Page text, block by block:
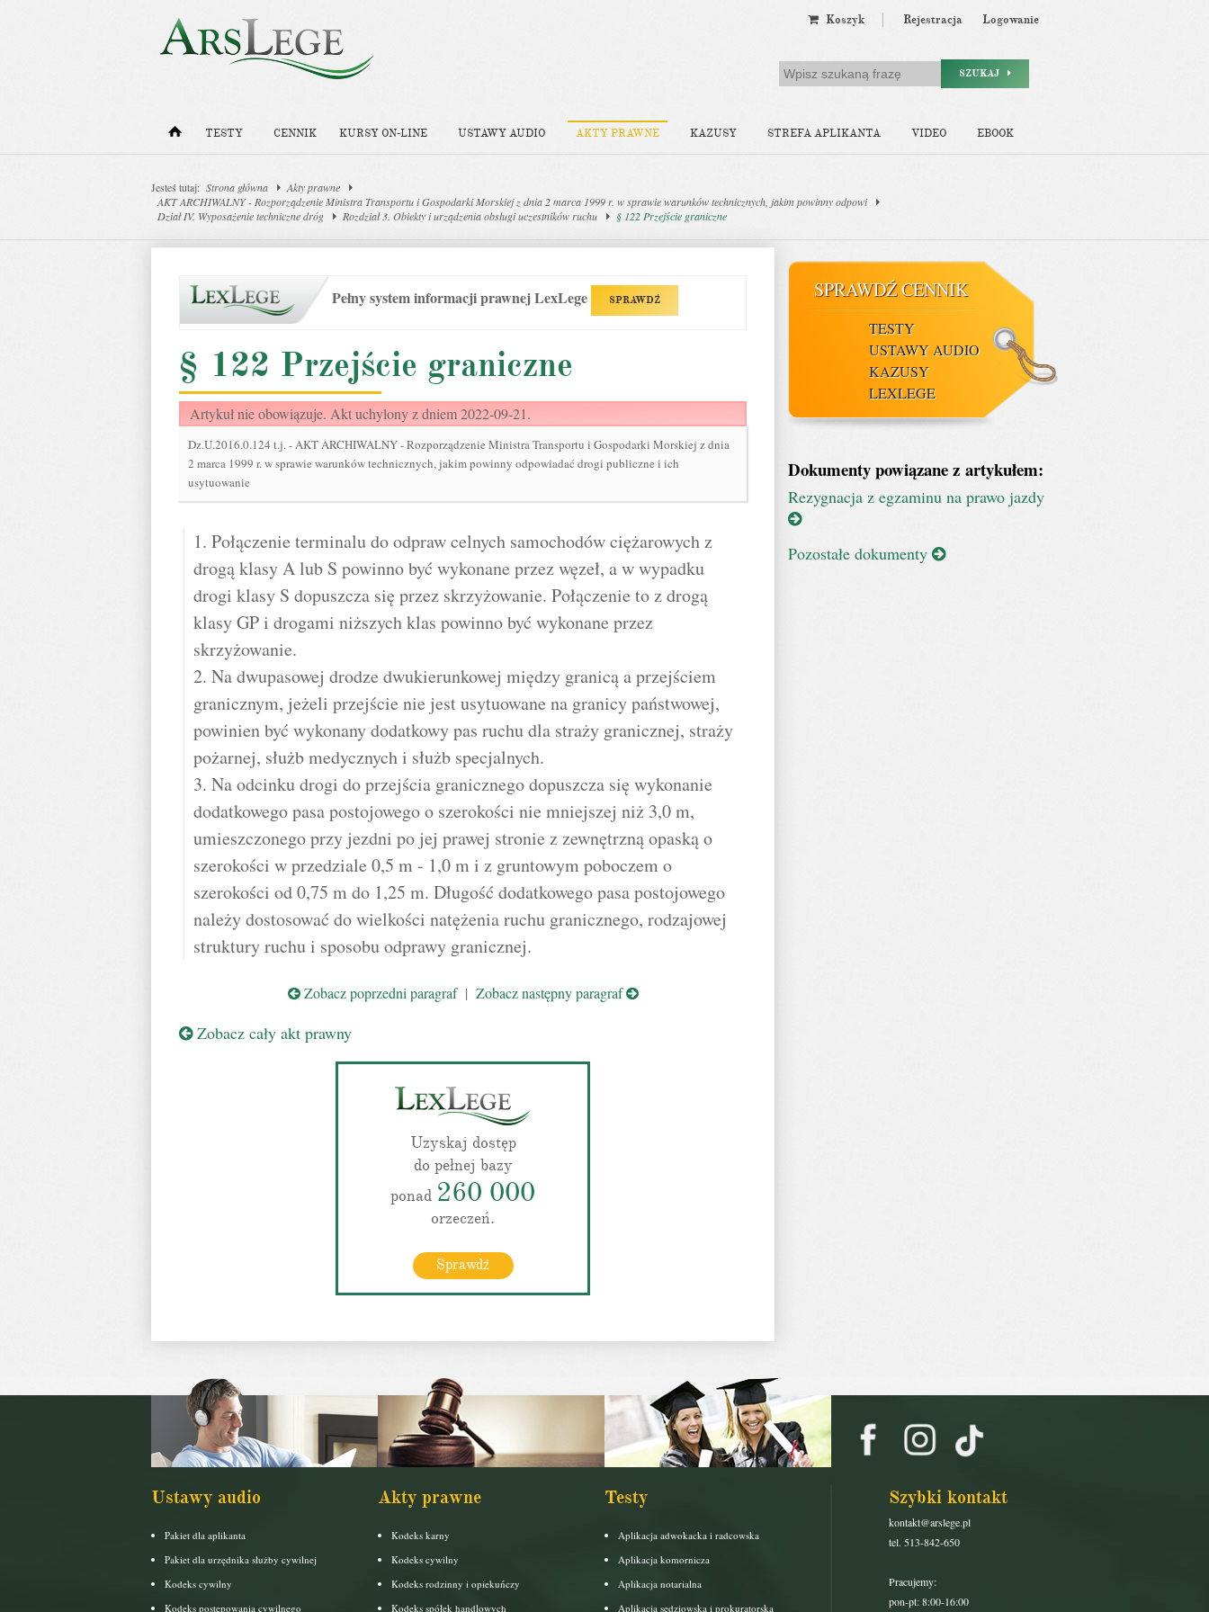
Koszyk Rejestracja Logowanie
SZUKAJ
TESTY CENNIK KURSY ON-LINE USTAWY AUDIO AKTY PRAWNE KAZUSY STREFA APLIKANTA VIDEO EBOOK
Jesteś tutaj: Strona główna
Akty prawne
AKT ARCHIWALNY - Rozporządzenie Ministra Transportu i Gospodarki Morskiej z dnia 2 marca 1999 r. w sprawie warunków technicznych, jakim powinny odpowi
Dział IV. Wyposażenie techniczne dróg
Rozdział 3. Obiekty i urządzenia obsługi uczestników ruchu § 122 Przejście graniczne
Pełny system informacji prawnej LexLege SPRAWDŹ
§ 122 Przejście graniczne
Artykuł nie obowiązuje. Akt uchylony z dniem 2022-09-21.
Dz.U.2016.0.124 t.j.-AKT ARCHIWALNY - Rozporządzenie Ministra Transportu i Gospodarki Morskiej z dnia
2 marca 1999 r. w sprawie warunków technicznych, jakim powinny odpowiadać drogi publiczne i ich
usytuowanie
1. Połączenie terminalu do odpraw celnych samochodów ciężarowych z
drogą klasy A lub S powinno być wykonane przez węzeł, a w wypadku
drogi klasy S dopuszcza się przez skrzyżowanie. Połączenie to z drogą
klasy GP i drogami niższych klas powinno być wykonane przez
skrzyżowanie.
2. Na dwupasowej drodze dwukierunkowej między granicą a przejściem
granicznym, jeżeli przejście nie jest usytuowane na granicy państwowej,
powinien być wykonany dodatkowy pas ruchu dla straży granicznej, straży
pożarnej, służb medycznych i służb specjalnych.
3. Na odcinku drogi do przejścia granicznego dopuszcza się wykonanie
dodatkowego pasa postojowego o szerokości nie mniejszej niż 3,0 m,
umieszczonego przy jezdni po jej prawej stronie z zewnętrzną opaską o
szerokości w przedziale 0,5 m - 1,0 m i z gruntowym poboczem o
szerokości od 0,75 m do 1,25 m. Długość dodatkowego pasa postojowego
należy dostosować do wielkości natężenia ruchu granicznego, rodzajowej
struktury ruchu i sposobu odprawy granicznej.
Zobacz poprzedni paragraf| Zobacz następny paragraf
Zobacz cały akt prawny
Uzyskaj dostęp
do pełnej bazy
ponad 260 000
orzeczeń.
Sprawdź
SPRAWDŹ CENNIK
TESTY
USTAWY AUDIO
KAZUSY
LEXLEGE
Dokumenty powiązane z artykułem:
Rezygnacja z egzaminu na prawo jazdy
Pozostałe dokumenty
Ustawy audio
Pakiet dla aplikanta
Pakiet dla urzędnika służby cywilnej
Kodeks cywilny
Kodeks postępowania cywilnego
Akty prawne
Kodeks karny
Kodeks cywilny
Kodeks rodzinny i opiekuńczy
Kodeks spółek handlowych
Testy
Aplikacja adwokacka i radcowska
Aplikacja komornicza
Aplikacja notarialna
Aplikacja sędziowska i prokuratorska
Szybki kontakt
kontakt@arslege.pl
tel. 513-842-650
Pracujemy:
pon-pt: 8:00-16:00